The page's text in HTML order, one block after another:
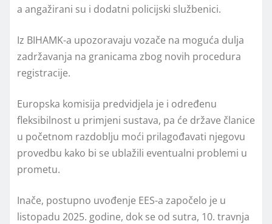
a angažirani su i dodatni policijski službenici.
Iz BIHAMK-a upozoravaju vozače na moguća dulja
zadržavanja na granicama zbog novih procedura
registracije.
Europska komisija predvidjela je i određenu
fleksibilnost u primjeni sustava, pa će države članice
u početnom razdoblju moći prilagođavati njegovu
provedbu kako bi se ublažili eventualni problemi u
prometu.
Inače, postupno uvođenje EES-a započelo je u
listopadu 2025. godine, dok se od sutra, 10. travnja